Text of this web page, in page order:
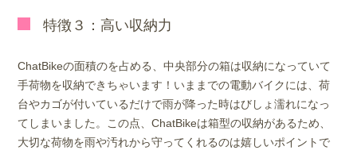
特徴３：高い収納力
ChatBikeの面積のを占める、中央部分の箱は収納になっていて
手荷物を収納できちゃいます！いままでの電動バイクには、荷
台やカゴが付いているだけで雨が降った時はびしょ濡れになっ
てしまいました。この点、ChatBikeは箱型の収納があるため、
大切な荷物を雨や汚れから守ってくれるのは嬉しいポイントで